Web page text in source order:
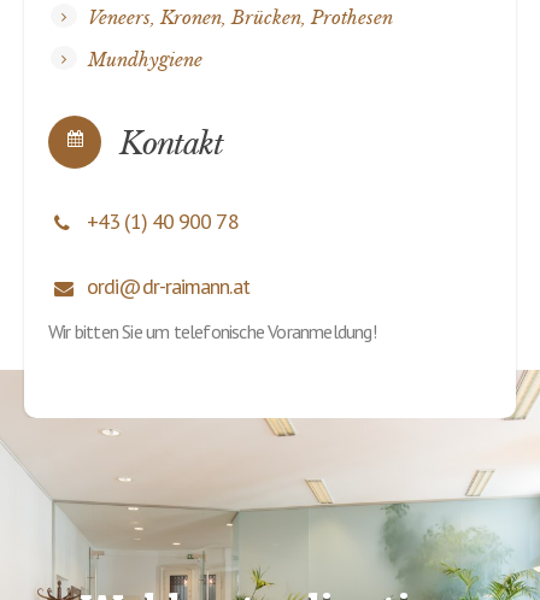
Kontakt
+43 (1) 40 900 78
Wahlarztordination